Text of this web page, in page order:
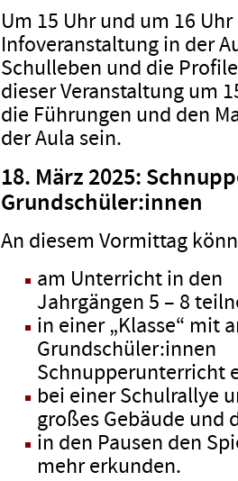
Um 15 Uhr und um 16
Infoveranstaltung in der
Schulleben und die
dieser Veranstaltung um
die Führungen und den
der Aula sein.
18. März 2025:
Grundschüler:innen
An diesem Vormittag
am Unterricht in den
Jahrgängen 5 – 8
in einer „Klasse“ mit
Grundschüler:innen
Schnupperunterricht
bei einer Schulrallye
großes Gebäude und
in den Pausen den
mehr erkunden.